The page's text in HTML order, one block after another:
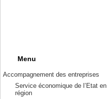
Menu
Accompagnement des entreprises
Service économique de l’Etat en
région